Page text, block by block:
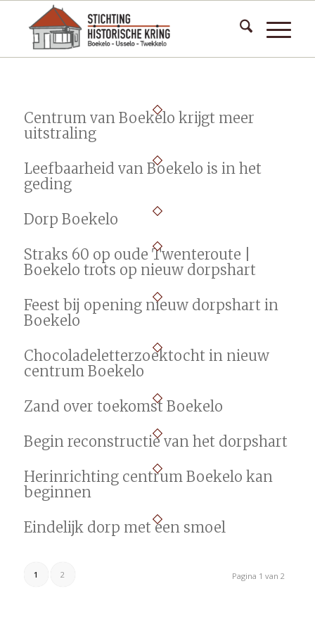
Centrum van Boekelo krijgt meer
uitstraling
Leefbaarheid van Boekelo is in het
geding
Dorp Boekelo
Straks 60 op oude Twenteroute |
Boekelo trots op nieuw dorpshart
Feest bij opening nieuw dorpshart in
Boekelo
Chocoladeletterzoektocht in nieuw
centrum Boekelo
Zand over toekomst Boekelo
Begin reconstructie van het dorpshart
Herinrichting centrum Boekelo kan
beginnen
Eindelijk dorp met een smoel
Pagina 1 van 2
1 2